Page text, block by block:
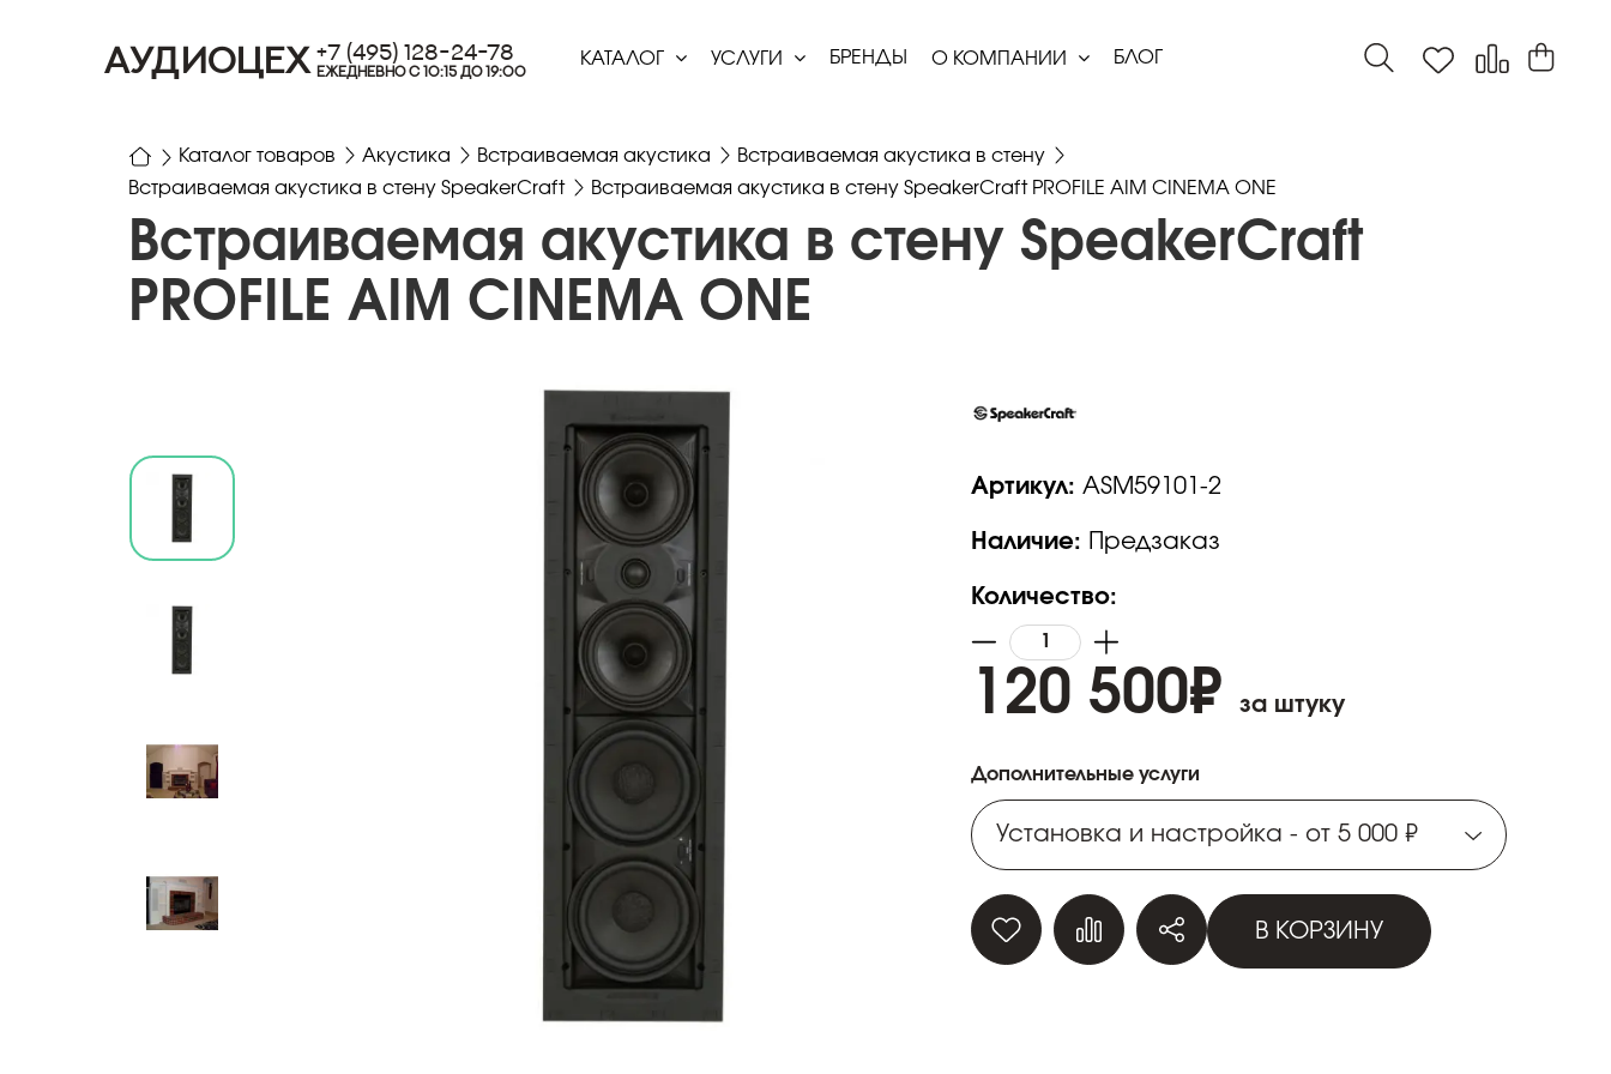
АУДИОЦЕХ +7 (495) 128-24-78
ЕЖЕДНЕВНО С 10:15 ДО 19:00
КАТАЛОГ УСЛУГИ БРЕНДЫ О КОМПАНИИ БЛОГ
Каталог товаров Акустика Встраиваемая акустика
Встраиваемая акустика в стену
Встраиваемая акустика в стену SpeakerCraft
Встраиваемая акустика в стену SpeakerCraft PROFILE AIM CINEMA ONE
Встраиваемая акустика в стену SpeakerCraft
PROFILE AIM CINEMA ONE
Артикул:ASM59101-2
Наличие: Предзаказ
Количество:
120 500₽ за штуку
Дополнительные услуги
Установка и настройка - от 5 000 ₽
Установка и настройка - от 5 000 ₽
Установка и настройка - от 5 000 ₽
В КОРЗИНУ